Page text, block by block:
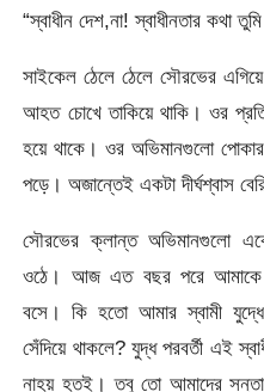
“স্বাধীন দেশ,না! স্বাধীনতার কথা
সাইকেল ঠেলে ঠেলে সৌরভের
আহত চোখে তাকিয়ে থাকি। ওর
হয়ে থাকে। ওর অভিমানগুলো
পড়ে। অজান্তেই একটা দীর্ঘশ্বাস
সৌরভের ক্লান্ত অভিমানগুলো
ওঠে। আজ এত বছর পরে আমাকে
বসে। কি হতো আমার স্বামী
সেঁদিয়ে থাকলে? যুদ্ধ পরবর্তী এই
নাহয় হতই। তবু তো আমাদের